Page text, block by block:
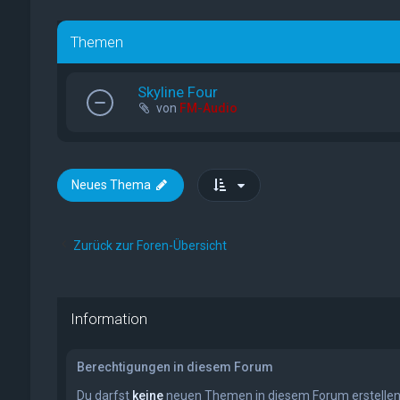
Themen
Skyline Four
von FM-Audio
Neues Thema
Zurück zur Foren-Übersicht
Information
Berechtigungen in diesem Forum
Du darfst keineneuen Themen in diesem Forum